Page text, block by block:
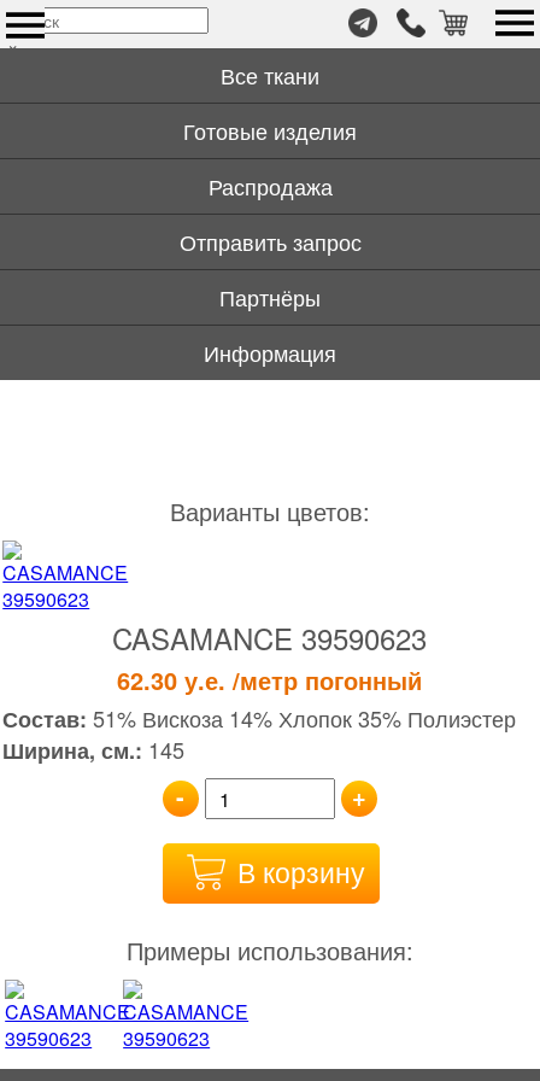
×
т.
+7
446-
Все ткани
Готовые изделия
Распродажа
Отправить запрос
Партнёры
Информация
Варианты цветов:
CASAMANCE 39590623
62.30у.е. /метр погонный
Состав: 51% Вискоза 14% Хлопок 35% Полиэстер
Ширина, см.: 145
- +
В корзину
Примеры использования: